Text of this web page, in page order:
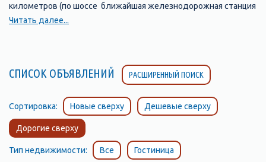
километров (по шоссе ближайшая железнодорожная станция
— Красноперекопск (на линии Джанкой — Армянск) —
Судя по доступным историческим документам, селение было
зерна на баржах морем в Евпаторию. По Статистическому
справочнику Таврической губернии. Ч.II-я. Статистический
очерк, выпуск пятый Евпаторийский уезд, 1915 год, в
Коджамбакской волости Евпаторийского уезда числилось
Читать далее...
СПИСОК ОБЪЯВЛЕНИЙ РАСШИРЕННЫЙ ПОИСК
Сортировка: Новые сверху Дешевые сверху
Дорогие сверху
Тип недвижимости: Все Гостиница